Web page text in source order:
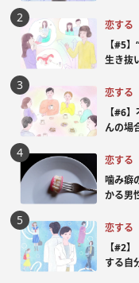
恋する
【#5
生き抜
恋する
【#6
んの場
恋する
噛み癖
かる男
恋する
【#2
する自